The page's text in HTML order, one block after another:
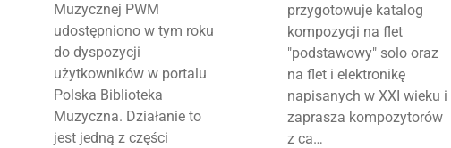
Muzycznej PWM
udostępniono w tym roku
do dyspozycji
użytkowników w portalu
Polska Biblioteka
Muzyczna. Działanie to
jest jedną z części
przygotowuje katalog
kompozycji na flet
"podstawowy" solo oraz
na flet i elektronikę
napisanych w XXI wieku i
zaprasza kompozytorów
z ca…